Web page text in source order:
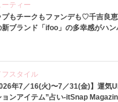
ーティー
プもチークもファンデも♡千吉良
新ブランド「ifoo」の多幸感がハン
フスタイル
年7／16(火)〜7／31(金)】運気
ョンアイテム”占い-itSnap